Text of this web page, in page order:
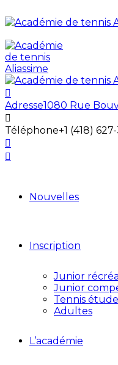
Adresse1080 Rue
Téléphone+1 (418)
Nouvelles
Inscription
Junior
Junior
Tennis
Adultes
L’académie